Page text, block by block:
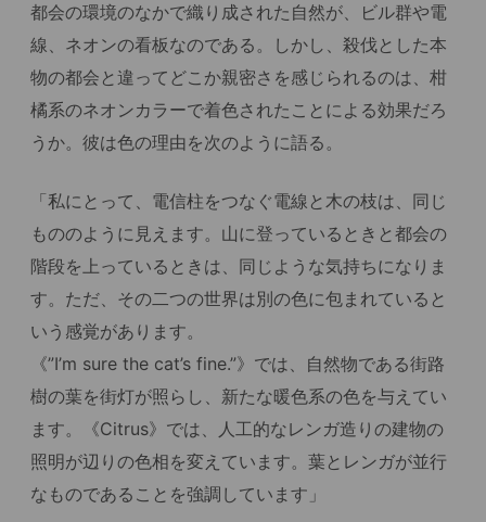
都会の環境のなかで織り成された自然が、ビル群や電
線、ネオンの看板なのである。しかし、殺伐とした本
物の都会と違ってどこか親密さを感じられるのは、柑
橘系のネオンカラーで着色されたことによる効果だろ
うか。彼は色の理由を次のように語る。
「私にとって、電信柱をつなぐ電線と木の枝は、同じ
もののように見えます。山に登っているときと都会の
階段を上っているときは、同じような気持ちになりま
す。ただ、その二つの世界は別の色に包まれていると
いう感覚があります。
《”I’m sure the cat’s fine.”》では、自然物である街路
樹の葉を街灯が照らし、新たな暖色系の色を与えてい
ます。《Citrus》では、人工的なレンガ造りの建物の
照明が辺りの色相を変えています。葉とレンガが並行
なものであることを強調しています」